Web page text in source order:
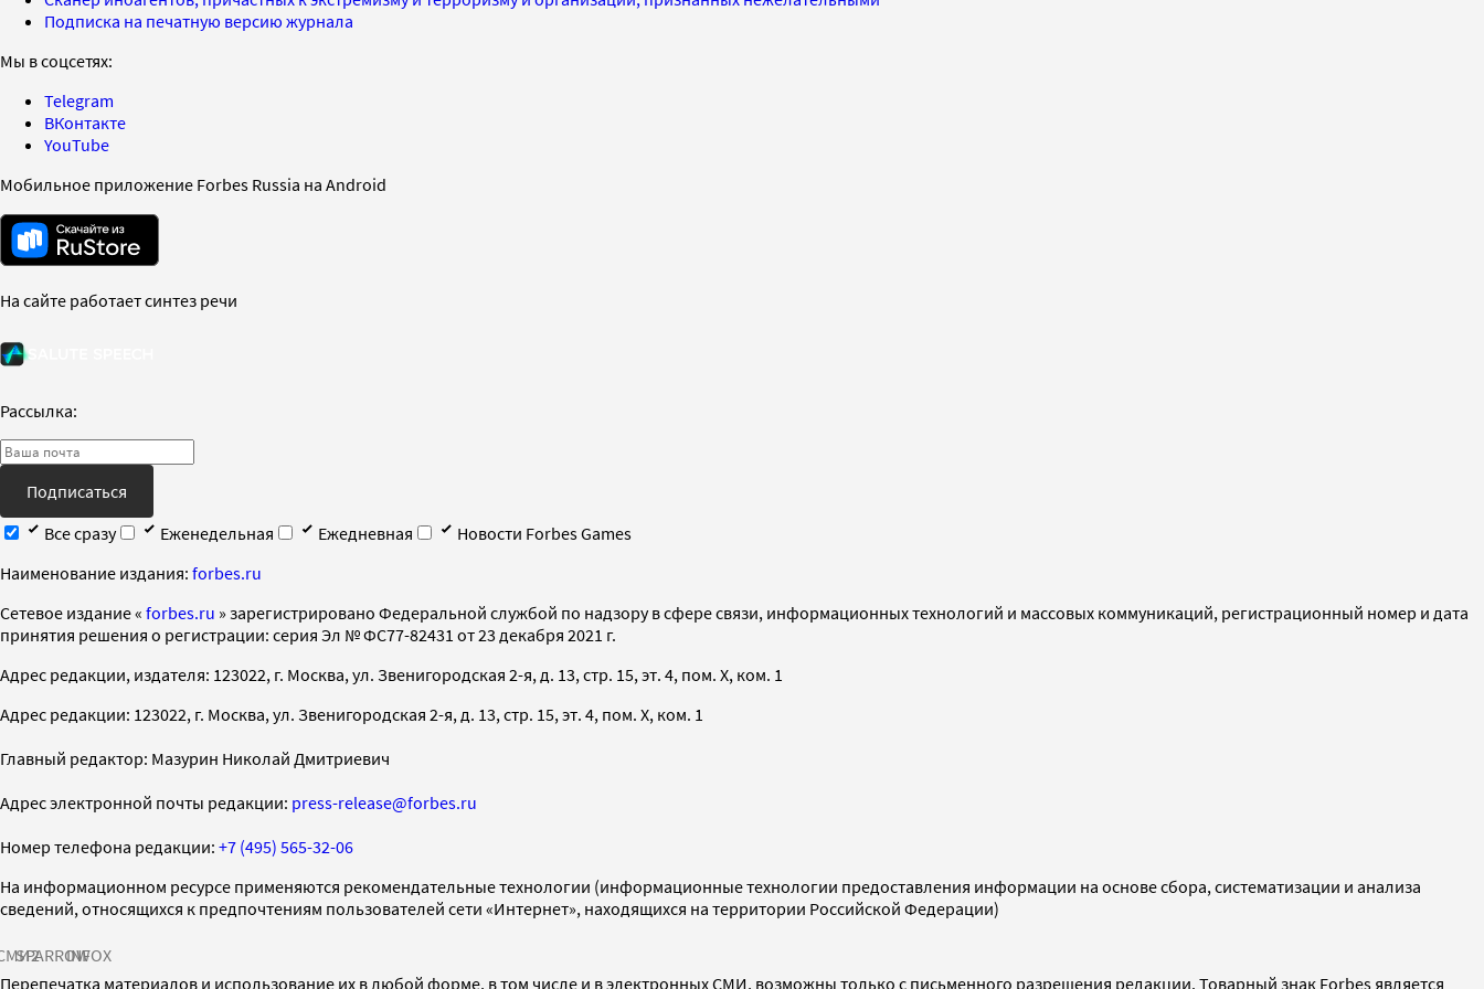
Подписка на печатную версию журнала
Мы в соцсетях:
Telegram
ВКонтакте
YouTube
Мобильное приложение Forbes Russia на Android
На сайте работает синтез речи
Рассылка:
Подписаться
Все сразу
Еженедельная Ежедневная
Новости Forbes Games
Наименование издания: forbes.ru
Cетевое издание « forbes.ru » зарегистрировано Федеральной службой по надзору в сфере связи, информационных технологий и массовых коммуникаций, регистрационный номер и дата
принятия решения о регистрации: серия Эл № ФС77-82431 от 23 декабря 2021 г.
Адрес редакции, издателя: 123022, г. Москва, ул. Звенигородская 2-я, д. 13, стр. 15, эт. 4, пом. X, ком. 1
Адрес редакции: 123022, г. Москва, ул. Звенигородская 2-я, д. 13, стр. 15, эт. 4, пом. X, ком. 1
Главный редактор: Мазурин Николай Дмитриевич
Адрес электронной почты редакции: press-release@forbes.ru
Номер телефона редакции: +7 (495) 565-32-06
На информационном ресурсе применяются рекомендательные технологии (информационные технологии предоставления информации на основе сбора, систематизации и анализа
сведений, относящихся к предпочтениям пользователей сети «Интернет», находящихся на территории Российской Федерации)
SPARROWINFOX
Перепечатка материалов и использование их в любой форме, в том числе и в электронных СМИ, возможны только с письменного разрешения редакции. Товарный знак Forbes является